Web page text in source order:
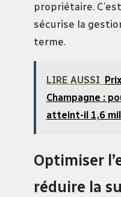
propriétaire.
sécurise la
terme.
LIRE AUSSI
Champagne :
atteint-il 1,6
Optimiser
réduire la